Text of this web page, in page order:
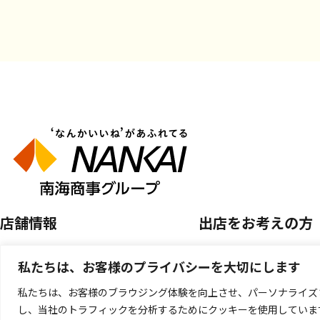
私たちは、お客様のプライバシーを大切にします
私たちは、お客様のブラウジング体験を向上させ、パーソナライ
し、当社のトラフィックを分析するためにクッキーを使用してい
店舗情報
店舗を探す
開催中のPOP UP SHOP
出店をお考えの方
空き区画のご案内
催事店舗出店のご案
キッチンカー出店の